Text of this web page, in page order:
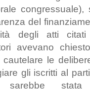
del
degli atti
avevano
le
gli iscritti al
sarebbe